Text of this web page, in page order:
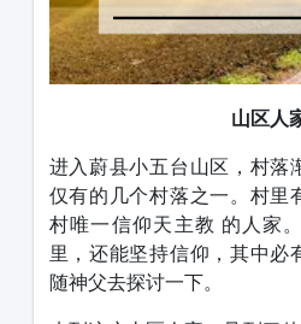
山区人
进入蔚县小五台山区，村落
仅有的几个村落之一。村里
村唯一信仰天主教 的人家
里，还能坚持信仰，其中必
随神父去探讨一下。